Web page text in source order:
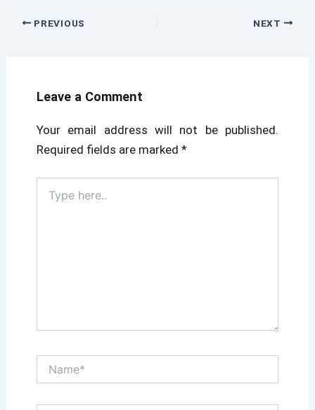
PREVIOUS NEXT
Leave a Comment
Your email address will not be published.
Required fields are marked *
here..